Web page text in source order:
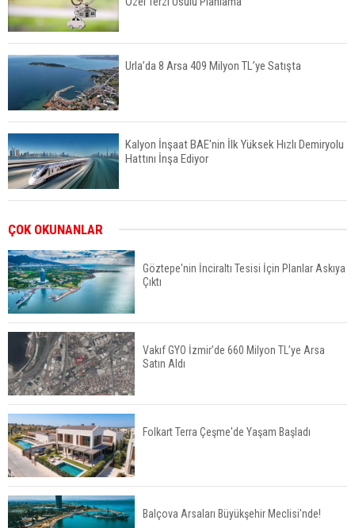
Urla’da 8 Arsa 409 Milyon TL’ye Satışta
Kalyon İnşaat BAE'nin İlk Yüksek Hızlı Demiryolu
Hattını İnşa Ediyor
TOKİ 51 İlde 540 Konut ve İş Yerini Satışa
Sunuyor
Yatırımcıların Bina Tercihi Değişiyor: Dijital Altyapı
Öne Çıkıyor
TOKİ'nin Kiralık Sosyal Konut Modeli Kiraları
Düşürür Mü?
ÇOK OKUNANLAR
Göztepe'nin İnciraltı Tesisi İçin Planlar Askıya
Çıktı
Vakıf GYO İzmir’de 660 Milyon TL’ye Arsa
Satın Aldı
Folkart Terra Çeşme'de Yaşam Başladı
Balçova Arsaları Büyükşehir Meclisi'nde!